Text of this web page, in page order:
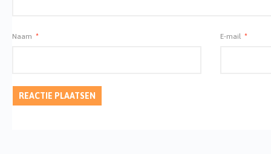
Naam * E-mail *